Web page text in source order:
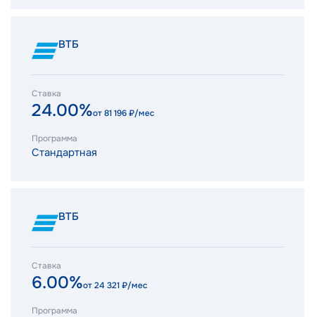
ВТБ
Ставка
24.00%от81 196₽/мес
Программа
Стандартная
ВТБ
Ставка
6.00%от24 321₽/мес
Программа